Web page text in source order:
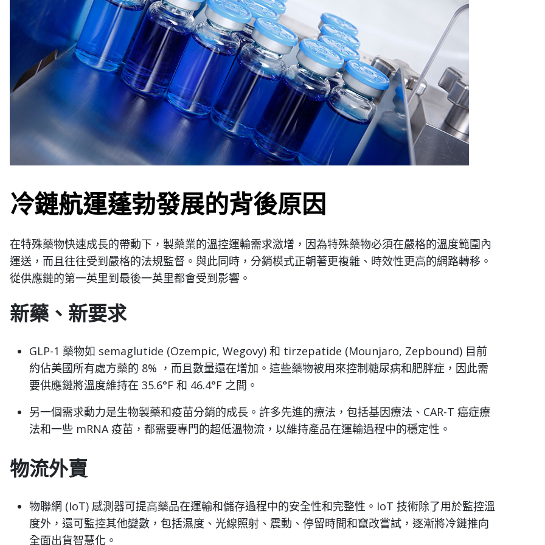
冷鏈航運蓬勃發展的背後原因
在特殊藥物快速成長的帶動下，製藥業的溫控運輸需求激增，因為特殊藥物必須在嚴格的溫度範圍內
運送，而且往往受到嚴格的法規監督。與此同時，分銷模式正朝著更複雜、時效性更高的網路轉移。
從供應鏈的第一英里到最後一英里都會受到影響。
新藥、新要求
GLP-1 藥物如 semaglutide (Ozempic, Wegovy) 和 tirzepatide (Mounjaro, Zepbound) 目前
約佔美國所有處方藥的 8% ，而且數量還在增加。這些藥物被用來控制糖尿病和肥胖症，因此需
要供應鏈將溫度維持在 35.6°F 和 46.4°F 之間。
另一個需求動力是生物製藥和疫苗分銷的成長。許多先進的療法，包括基因療法、CAR-T 癌症療
法和一些 mRNA 疫苗，都需要專門的超低溫物流，以維持產品在運輸過程中的穩定性。
物流外賣
物聯網 (IoT) 感測器可提高藥品在運輸和儲存過程中的安全性和完整性。IoT 技術除了用於監控溫
度外，還可監控其他變數，包括濕度、光線照射、震動、停留時間和竄改嘗試，逐漸將冷鏈推向
全面出貨智慧化。